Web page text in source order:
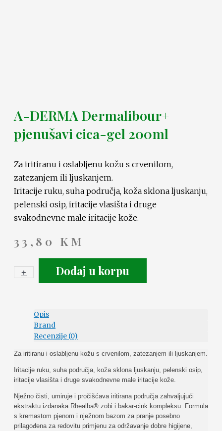
A-DERMA Dermalibour+
pjenušavi cica-gel 200ml
Za iritiranu i oslabljenu kožu s crvenilom,
zatezanjem ili ljuskanjem.
Iritacije ruku, suha područja, koža sklona ljuskanju,
pelenski osip, iritacije vlasišta i druge
svakodnevne male iritacije kože.
33,80 KM
-
+ Dodaj u korpu
Opis
Brand
Recenzije (0)
Za iritiranu i oslabljenu kožu s crvenilom, zatezanjem ili ljuskanjem.
Iritacije ruku, suha područja, koža sklona ljuskanju, pelenski osip,
iritacije vlasišta i druge svakodnevne male iritacije kože.
Nježno čisti, umiruje i pročišćava iritirana područja zahvaljujući
ekstraktu izdanaka Rhealba® zobi i bakar-cink kompleksu. Formula
s kremastom pjenom i nježnom bazom za pranje posebno
prilagođena za redovitu primjenu za održavanje dobre higijene,